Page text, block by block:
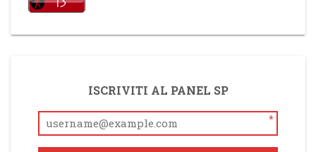
ISCRIVITI AL PANEL SP
*